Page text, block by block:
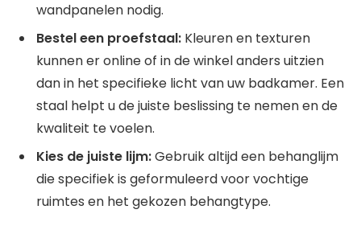
wandpanelen nodig.
Bestel een proefstaal: Kleuren en texturen
kunnen er online of in de winkel anders uitzien
dan in het specifieke licht van uw badkamer. Een
staal helpt u de juiste beslissing te nemen en de
kwaliteit te voelen.
Kies de juiste lijm:Gebruik altijd een behanglijm
die specifiek is geformuleerd voor vochtige
ruimtes en het gekozen behangtype.